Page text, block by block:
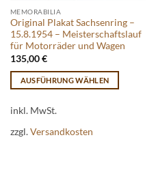
MEMORABILIA
Original Plakat Sachsenring –
15.8.1954 – Meisterschaftslauf
für Motorräder und Wagen
135,00€
AUSFÜHRUNG WÄHLEN
Produkt
mehrere
inkl. MwSt.
zzgl.Versandkosten